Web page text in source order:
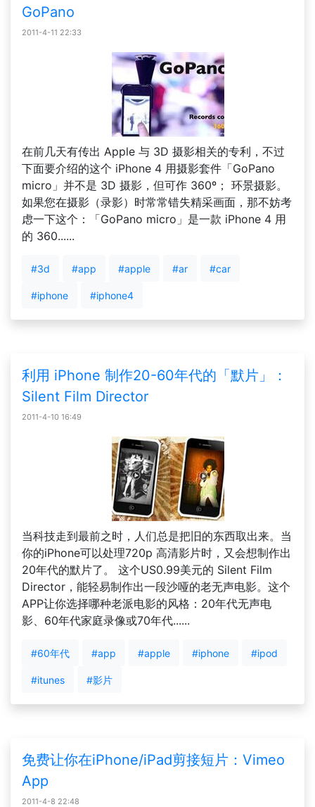
GoPano
2011-4-11 22:33
在前几天有传出 Apple 与 3D 摄影相关的专利，不过
下面要介绍的这个 iPhone 4 用摄影套件「GoPano
micro」并不是 3D 摄影，但可作 360º； 环景摄影。
如果您在摄影（录影）时常常错失精采画面，那不妨考
虑一下这个：「GoPano micro」是一款 iPhone 4 用
的 360......
#3d #app #apple #ar #car
#iphone #iphone4
利用 iPhone 制作20-60年代的「默片」：
Silent Film Director
2011-4-10 16:49
当科技走到最前之时，人们总是把旧的东西取出来。当
你的iPhone可以处理720p 高清影片时，又会想制作出
20年代的默片了。 这个US0.99美元的 Silent Film
Director，能轻易制作出一段沙哑的老无声电影。这个
APP让你选择哪种老派电影的风格：20年代无声电
影、60年代家庭录像或70年代......
#60年代 #app #apple #iphone #ipod
#itunes #影片
免费让你在iPhone/iPad剪接短片：Vimeo
App
2011-4-8 22:48